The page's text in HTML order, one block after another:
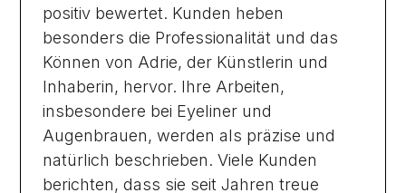
positiv bewertet. Kunden heben
besonders die Professionalität und das
Können von Adrie, der Künstlerin und
Inhaberin, hervor. Ihre Arbeiten,
insbesondere bei Eyeliner und
Augenbrauen, werden als präzise und
natürlich beschrieben. Viele Kunden
berichten, dass sie seit Jahren treue